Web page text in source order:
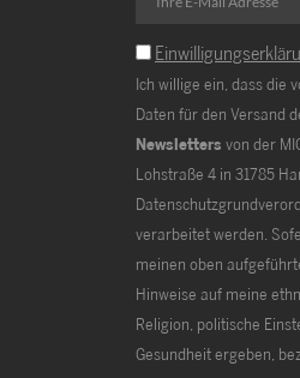
Ich willige ein, dass die
Daten für den Versand
Newsletters von der
Lohstraße 4 in 31785
verarbeitet werden.
meinen oben
Hinweise auf meine
Religion, politische
Gesundheit ergeben,